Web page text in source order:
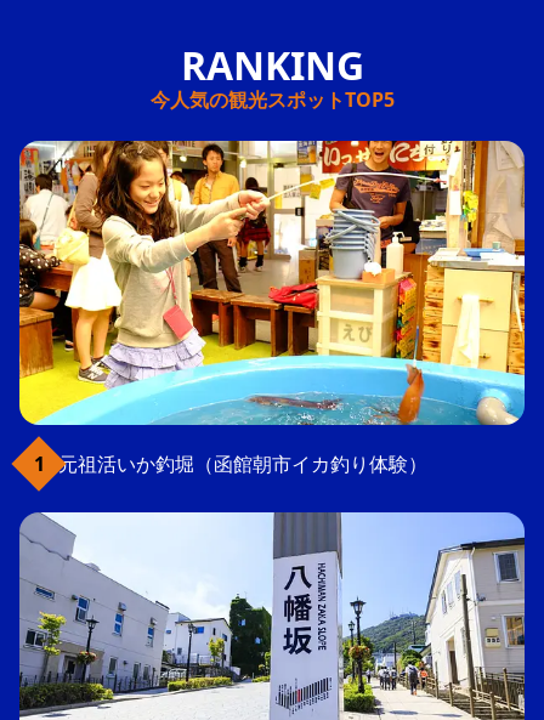
今人気の観光スポットTOP5
元祖活いか釣堀（函館朝市イカ釣り体験）